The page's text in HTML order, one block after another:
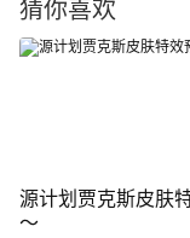
猜你喜欢
源计划贾克斯皮肤
～